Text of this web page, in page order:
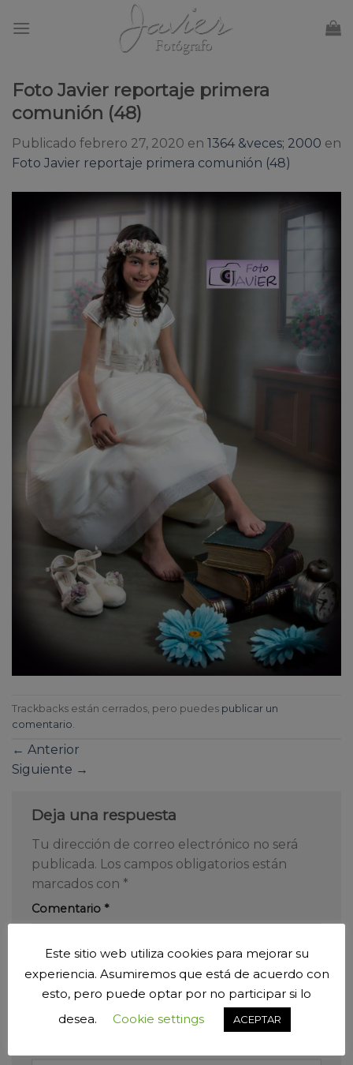
Foto Javier reportaje primera
comunión (48)
Publicado febrero 27, 2020 en 1364 &veces; 2000 en
Foto Javier reportaje primera comunión (48)
Trackbacks están cerrados, pero puedes publicar un
comentario
← Anterior
Siguiente →
Deja una respuesta
Tu dirección de correo electrónico no será
publicada. Los campos obligatorios están
marcados con *
Comentario *
Este sitio web utiliza cookies para mejorar su
experiencia. Asumiremos que está de acuerdo con
esto, pero puede optar por no participar si lo
desea.
Cookie settings ACEPTAR